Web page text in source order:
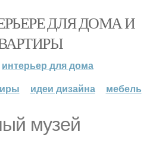
ДЛЯ ДОМА И
интерьер для дома
идеи дизайна мебель
музей